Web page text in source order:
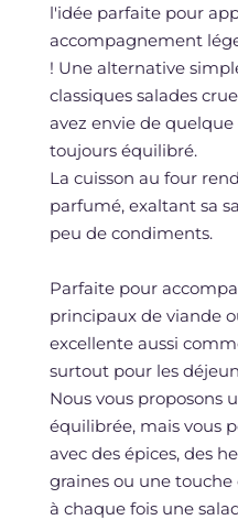
l'idée parfaite pour
accompagnement
! Une alternative
classiques salades
avez envie de
toujours équilibré.
La cuisson au four
parfumé, exaltant sa
peu de condiments.
Parfaite pour
principaux de viande
excellente aussi
surtout pour les
Nous vous proposons
équilibrée, mais vous
avec des épices, des
graines ou une
à chaque fois une